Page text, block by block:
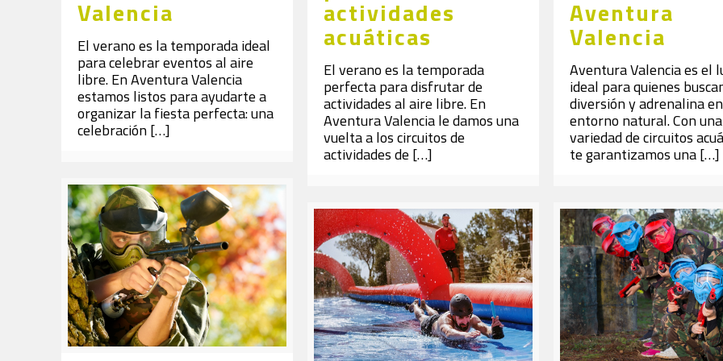
Valencia
El verano es la temporada ideal
para celebrar eventos al aire
libre. En Aventura Valencia
estamos listos para ayudarte a
organizar la fiesta perfecta: una
celebración[…]
actividades
acuáticas
El verano es la temporada
perfecta para disfrutar de
actividades al aire libre. En
Aventura Valencia le damos una
vuelta a los circuitos de
actividades de […]
Aventura
Valencia
Aventura Valencia es el
ideal para quienes
diversión y adrenalina
entorno natural. Con
variedad de circuitos
te garantizamos una[…]